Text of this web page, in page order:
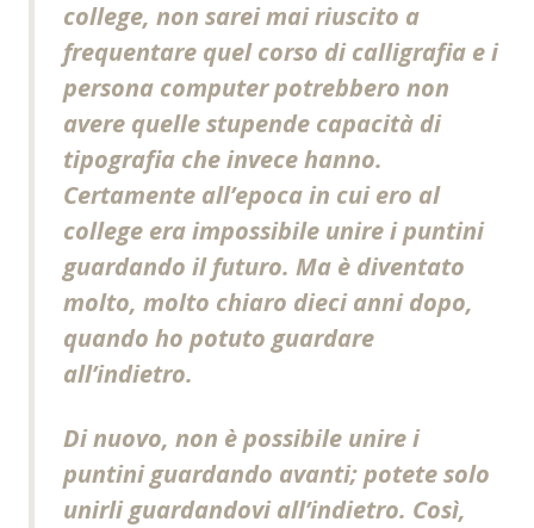
college, non sarei mai riuscito a
frequentare quel corso di calligrafia e i
persona computer potrebbero non
avere quelle stupende capacità di
tipografia che invece hanno.
Certamente all’epoca in cui ero al
college era impossibile unire i puntini
guardando il futuro. Ma è diventato
molto, molto chiaro dieci anni dopo,
quando ho potuto guardare
all’indietro.
Di nuovo, non è possibile unire i
puntini guardando avanti; potete solo
unirli guardandovi all’indietro. Così,